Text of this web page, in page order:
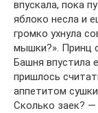
впускала, пока
яблоко несла и
громко ухнула
мышки?». Принц
Башня впустила
пришлось
аппетитом
Сколько заек?